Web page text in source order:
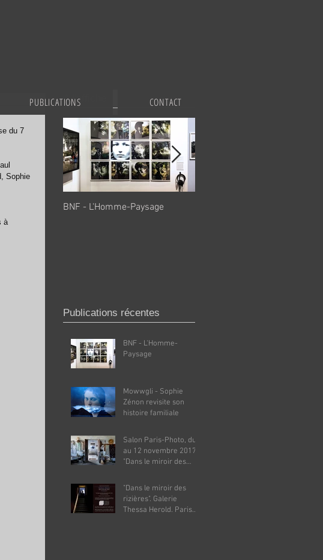
du 7
Sophie
à
A l'affiche
BNF - L'Homme-Paysage
Publications récentes
BNF - L'Homme-
Paysage
Mowwgli - Sophie
Zénon revisite son
histoire familiale
Salon Paris-Photo, du 9
au 12 novembre 2017.
"Dans le miroir des
Thessa
"Dans le miroir des
rizières". Galerie
Thessa Herold. Paris.
PUBLICATIONS CONTACT